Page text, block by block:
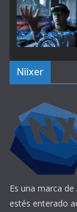
Niixer
Es una marca
estés enterado